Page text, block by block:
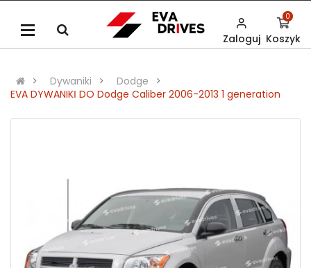
Zaloguj Koszyk
0
Dywaniki
Dodge
EVA DYWANIKІ DO Dodge Caliber 2006-2013 1 generation